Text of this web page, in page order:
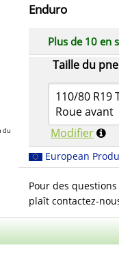
du
Enduro
Taille du
110/80 R19
Roue avant
Modifier
Plus de 10 en
European
Pour des
plaît contactez-